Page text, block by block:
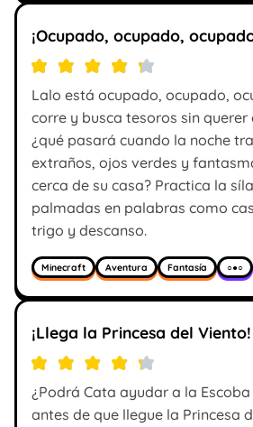
¡Ocupado, ocupado,
Lalo está ocupado, ocupado,
corre y busca tesoros sin querer
¿qué pasará cuando la noche
extraños, ojos verdes y
cerca de su casa? Practica la
palmadas en palabras como
trigo y descanso.
Minecraft Aventura Fantasía ○●○
¡Llega la Princesa del Viento!
¿Podrá Cata ayudar a la
antes de que llegue la Princesa